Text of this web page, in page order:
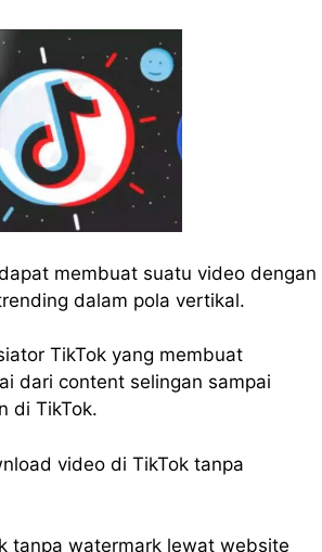
membuat suatu video dengan
dalam pola vertikal.
TikTok yang membuat
dari content selingan sampai
di TikTok.
video di TikTok tanpa
tanpa watermark lewat website